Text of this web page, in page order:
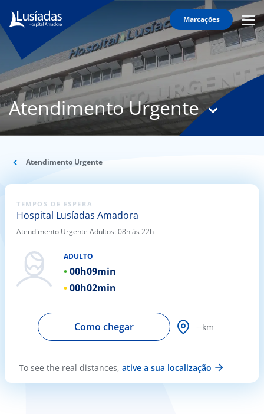
Marcações
Icon
O
Hospital
Corpo
Clínico
Especialidades
Serviços
Útil
Sport
Atendimento Urgente
Atendimento Urgente
TEMPOS DE ESPERA
Hospital Lusíadas Amadora
Atendimento Urgente Adultos: 08h às 22h
ADULTO
00h09min
00h02min
Como chegar --km
To see the real distances,ative a sua localização